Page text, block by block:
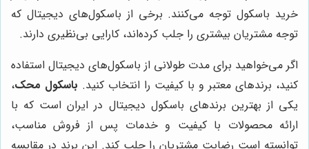
باسکول توجه می‌کنند. برخی از باسکول‌های دیجیتال که
مشتریان بیشتری را جلب کرده‌اند، کارایی بی‌نظیری دارند.
می‌خواهید برای مدت طولانی از باسکول‌های دیجیتال استفاده
برندهای معتبر و با کیفیت را انتخاب کنید.باسکول محک،
از بهترین برندهای باسکول دیجیتال در ایران است که با
محصولات با کیفیت و خدمات پس از فروش مناسب،
است رضایت مشتریان را جلب کند. این برند در مقایسه